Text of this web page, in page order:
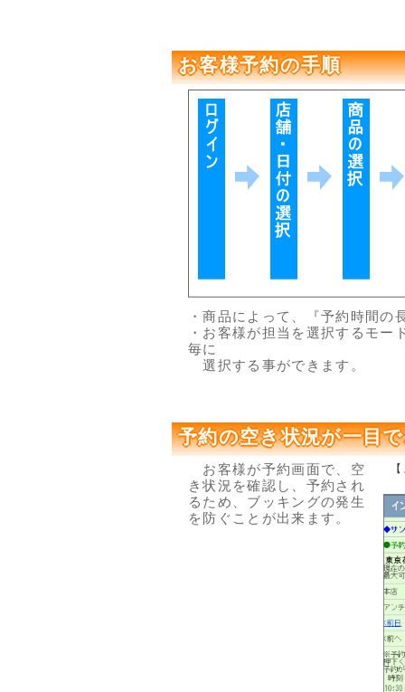
お客様予約の手順
・商品によって、『予約時間の
・お客様が担当を選択するモ
毎に
選択する事ができます。
予約の空き状況が一目
お客様が予約画面で、空
き状況を確認し、予約され
るため、ブッキングの発生
を防ぐことが出来ます。